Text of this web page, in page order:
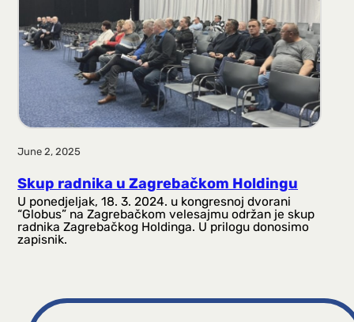
June 2, 2025
Skup radnika u Zagrebačkom Holdingu
U ponedjeljak, 18. 3. 2024. u kongresnoj dvorani
“Globus” na Zagrebačkom velesajmu održan je skup
radnika Zagrebačkog Holdinga. U prilogu donosimo
zapisnik.